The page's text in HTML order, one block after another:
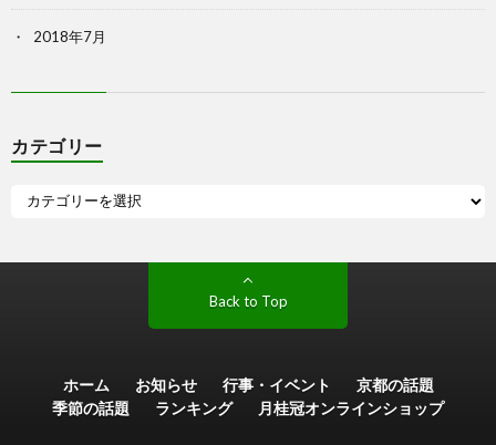
2018年7月
カテゴリー
Back to Top
ホーム お知らせ 行事・イベント
京都の話題
季節の話題
ランキング 月桂冠オンラインショップ